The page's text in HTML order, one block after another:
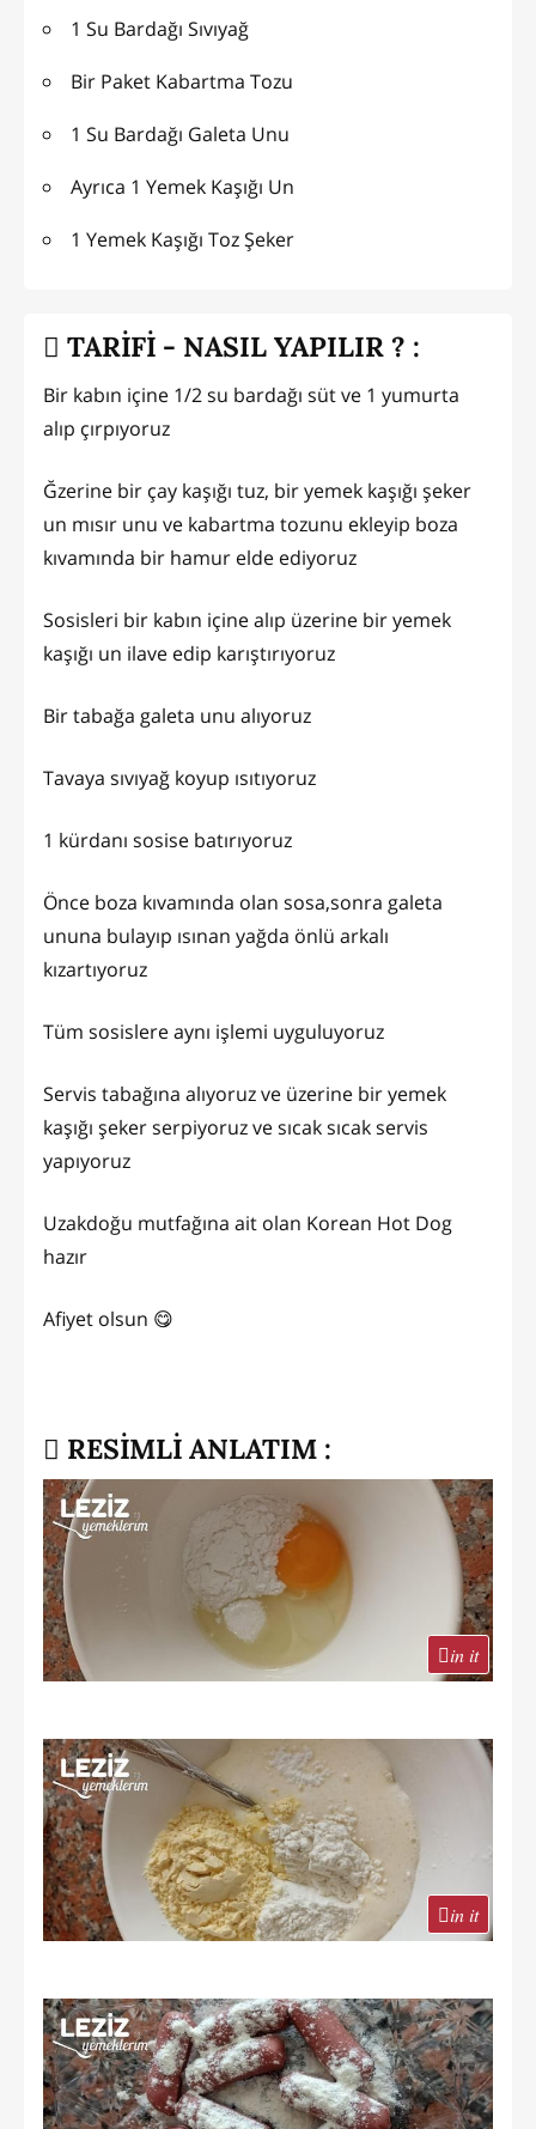
1 Su Bardağı Sıvıyağ
Bir Paket Kabartma Tozu
1 Su Bardağı Galeta Unu
Ayrıca 1 Yemek Kaşığı Un
1 Yemek Kaşığı Toz Şeker
TARİFİ - NASIL YAPILIR ? :
Bir kabın içine 1/2 su bardağı süt ve 1 yumurta
alıp çırpıyoruz
Ğzerine bir çay kaşığı tuz, bir yemek kaşığı şeker
un mısır unu ve kabartma tozunu ekleyip boza
kıvamında bir hamur elde ediyoruz
Sosisleri bir kabın içine alıp üzerine bir yemek
kaşığı un ilave edip karıştırıyoruz
Bir tabağa galeta unu alıyoruz
Tavaya sıvıyağ koyup ısıtıyoruz
1 kürdanı sosise batırıyoruz
Önce boza kıvamında olan sosa,sonra galeta
ununa bulayıp ısınan yağda önlü arkalı
kızartıyoruz
Tüm sosislere aynı işlemi uyguluyoruz
Servis tabağına alıyoruz ve üzerine bir yemek
kaşığı şeker serpiyoruz ve sıcak sıcak servis
yapıyoruz
Uzakdoğu mutfağına ait olan Korean Hot Dog
hazır
Afiyet olsun 😋
RESİMLİ ANLATIM :
in it
in it